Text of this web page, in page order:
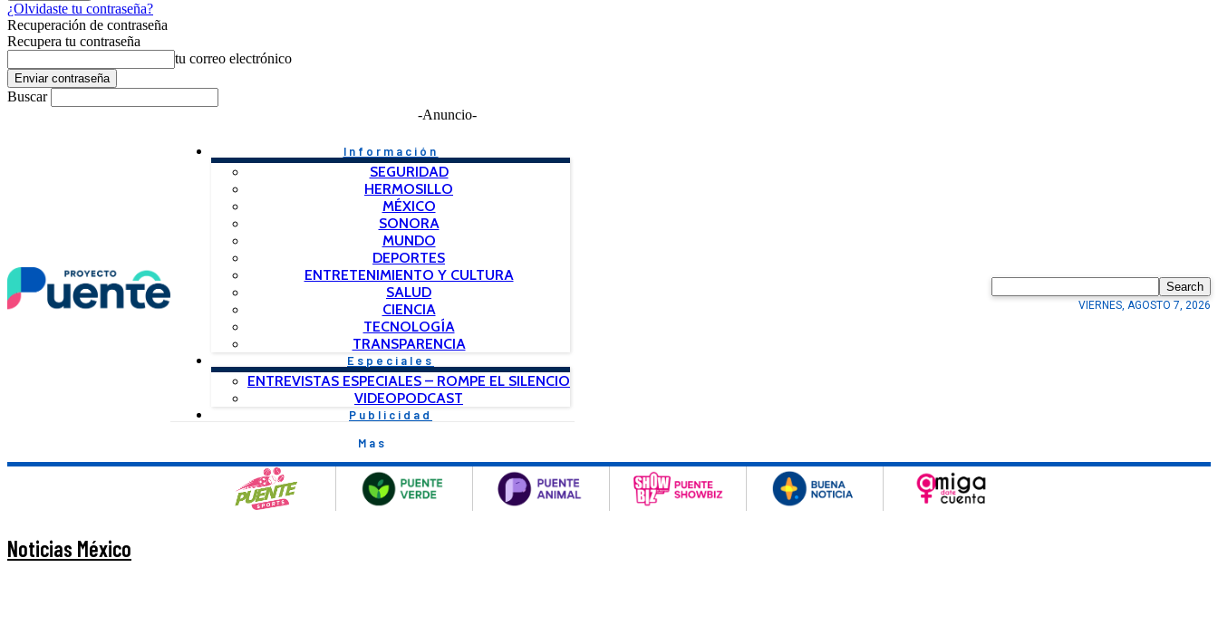
¿Olvidaste tu contraseña?
Recuperación de contraseña
Recupera tu contraseña
tu correo electrónico
Buscar
-Anuncio-
Información
SEGURIDAD
HERMOSILLO
MÉXICO
SONORA
MUNDO
DEPORTES
ENTRETENIMIENTO Y CULTURA
SALUD
CIENCIA
TECNOLOGÍA
TRANSPARENCIA
Especiales
ENTREVISTAS ESPECIALES – ROMPE EL SILENCIO
VIDEOPODCAST
Publicidad
Mas
Search
VIERNES, AGOSTO 7, 2026
Noticias México